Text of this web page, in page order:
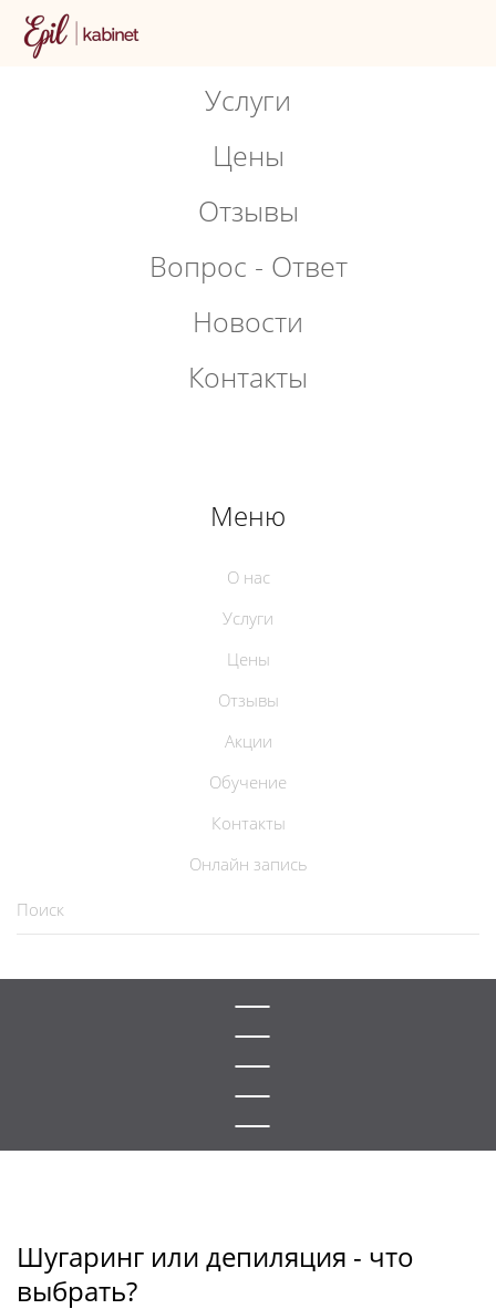
Услуги
Цены
Отзывы
Вопрос - Ответ
Новости
Контакты
Меню
О нас
Услуги
Цены
Отзывы
Акции
Обучение
Контакты
Онлайн запись
Шугаринг или депиляция - что
выбрать?